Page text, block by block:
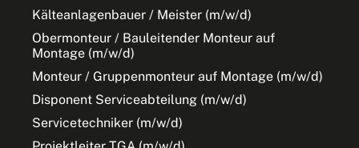
Kälteanlagenbauer / Meister (m/w/d)
Obermonteur / Bauleitender Monteur auf
Montage (m/w/d)
Monteur / Gruppenmonteur auf Montage (m/w/d)
Disponent Serviceabteilung (m/w/d)
Servicetechniker (m/w/d)